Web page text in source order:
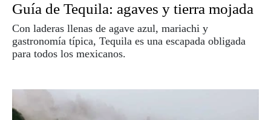
Guía de Tequila: agaves y tierra mojada
Con laderas llenas de agave azul, mariachi y
gastronomía típica, Tequila es una escapada obligada
para todos los mexicanos.